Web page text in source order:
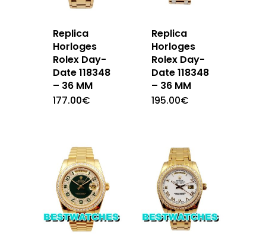
Replica
Horloges
Rolex Day-
Date 118348
– 36 MM
177.00€
Replica
Horloges
Rolex Day-
Date 118348
– 36 MM
195.00€